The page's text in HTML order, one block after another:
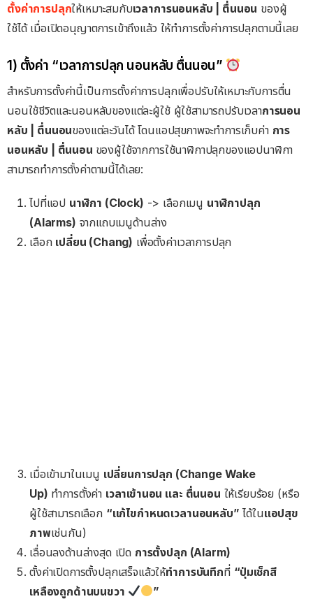
ตั้งค่าการปลุกให้เหมาะสมกับเวลาการนอนหลับ | ตื่นนอน ของผู้
ใช้ได้ เมื่อเปิดอนุญาตการเข้าถึงแล้ว ให้ทำการตั้งค่าการปลุกตามนี้เลย
1) ตั้งค่า “เวลาการปลุก นอนหลับ ตื่นนอน”
สำหรับการตั้งค่านี้เป็นการตั้งค่าการปลุกเพื่อปรับให้เหมาะกับการตื่น
นอนใช้ชีวิตและนอนหลับของแต่ละผู้ใช้ ผู้ใช้สามารถปรับเวลาการนอน
หลับ | ตื่นนอนของแต่ละวันได้ โดนแอปสุขภาพจะทำการเก็บค่า การ
นอนหลับ | ตื่นนอน ของผู้ใช้จากการใช้นาฬิกาปลุกของแอปนาฬิกา
สามารถทำการตั้งค่าตามนี้ได้เลย:
ไปที่แอป นาฬิกา (Clock) -> เลือกเมนู นาฬิกาปลุก
(Alarms) จากแถบเมนูด้านล่าง
เลือก เปลี่ยน (Chang) เพื่อตั้งค่าเวลาการปลุก
เมื่อเข้ามาในเมนู เปลี่ยนการปลุก (Change Wake
Up) ทำการตั้งค่า เวลาเข้านอน และ ตื่นนอน ให้เรียบร้อย (หรือ
ผู้ใช้สามารถเลือก “แก้ไขกำหนดเวลานอนหลับ” ได้ในแอปสุข
ภาพเช่นกัน)
เลื่อนลงด้านล่างสุด เปิด การตั้งปลุก (Alarm)
ตั้งค่าเปิดการตั้งปลุกเสร็จแล้วให้ทำการบันทึกที่ “ปุ่มเช็กสี
เหลืองถูกด้านบนขวา
”